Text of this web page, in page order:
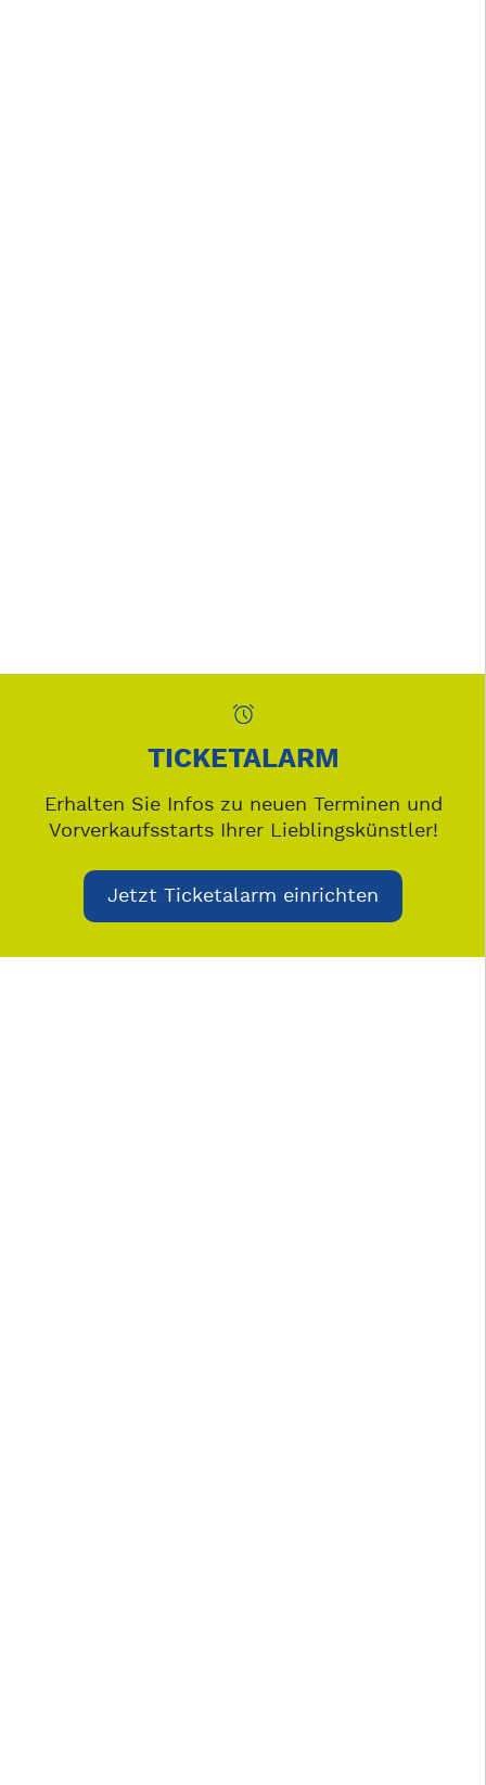
TICKETALARM
Erhalten Sie Infos zu neuen Terminen und
Vorverkaufsstarts Ihrer Lieblingskünstler!
Jetzt Ticketalarm einrichten